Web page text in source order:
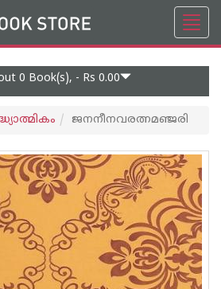
0 Book(s), - Rs 0.00
ജനനീനവരത്നമഞ്ജരി